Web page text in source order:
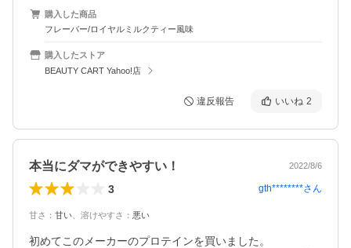
購入した商品
フレーバー/ロイヤルミルクティー風味
購入したストア
BEAUTY CART Yahoo!店
違反報告 いいね 2
本当にダマができやすい！ 2022/8/6
3 gth********さん
甘さ ： 甘い 溶けやすさ ： 悪い
初めてこのメーカーのプロテインを買いました。